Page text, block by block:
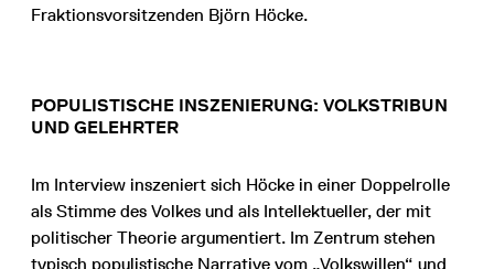
Fraktionsvorsitzenden Björn Höcke.
POPULISTISCHE INSZENIERUNG: VOLKSTRIBUN
UND GELEHRTER
Im Interview inszeniert sich Höcke in einer Doppelrolle
als Stimme des Volkes und als Intellektueller, der mit
politischer Theorie argumentiert. Im Zentrum stehen
typisch populistische Narrative vom „Volkswillen“ und